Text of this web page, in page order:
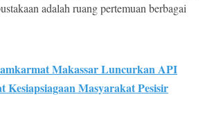
adalah ruang pertemuan berbagai
Makassar Luncurkan API
Masyarakat Pesisir